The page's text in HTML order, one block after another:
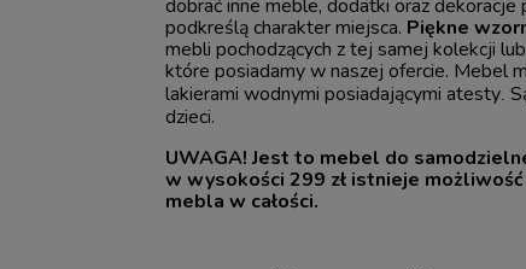
dobrać inne meble, dodatki oraz
podkreślą charakter miejsca. Piękne
mebli pochodzących z tej samej kolekcji
które posiadamy w naszej ofercie. Mebel
lakierami wodnymi posiadającymi atesty.
dzieci.
UWAGA! Jest to mebel do
w wysokości 299 zł istnieje
mebla w całości.